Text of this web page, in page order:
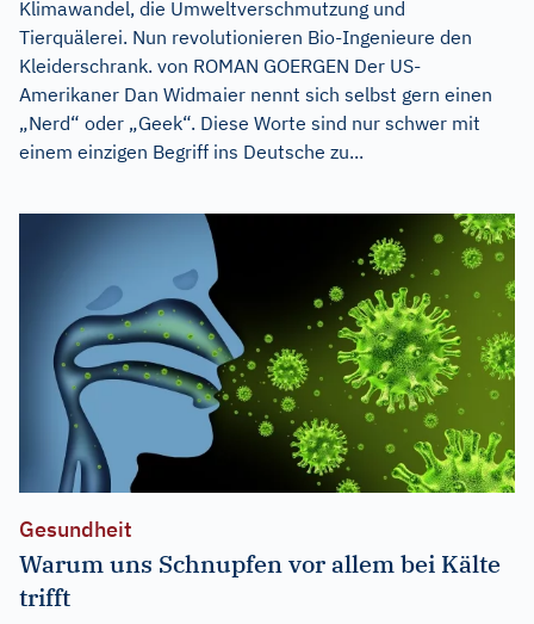
Klimawandel, die Umweltverschmutzung und
Tierquälerei. Nun revolutionieren Bio-Ingenieure den
Kleiderschrank. von ROMAN GOERGEN Der US-
Amerikaner Dan Widmaier nennt sich selbst gern einen
„Nerd“ oder „Geek“. Diese Worte sind nur schwer mit
einem einzigen Begriff ins Deutsche zu...
Gesundheit
Warum uns Schnupfen vor allem bei Kälte
trifft